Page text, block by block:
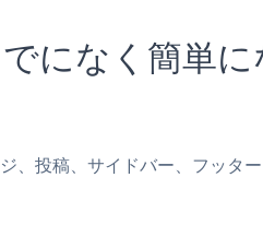
になく簡単に
投稿、サイドバー、フッタ